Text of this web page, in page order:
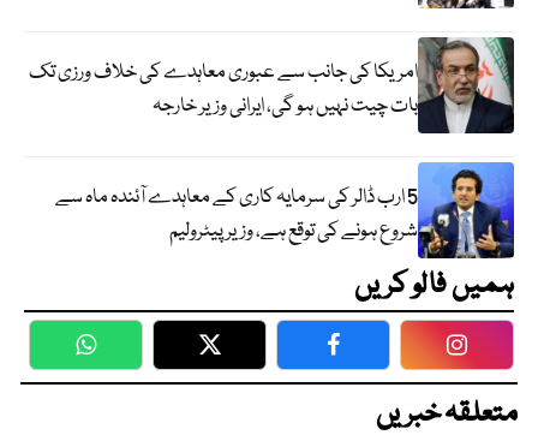
امریکا کی جانب سے عبوری معاہدے کی خلاف ورزی تک
بات چیت نہیں ہو گی، ایرانی وزیر خارجہ
5 ارب ڈالر کی سرمایہ کاری کے معاہدے آئندہ ماہ سے
شروع ہونے کی توقع ہے، وزیر پیٹرولیم
ہمیں فالو کریں
WhatsApp Twitter Facebook
متعلقہ خبریں